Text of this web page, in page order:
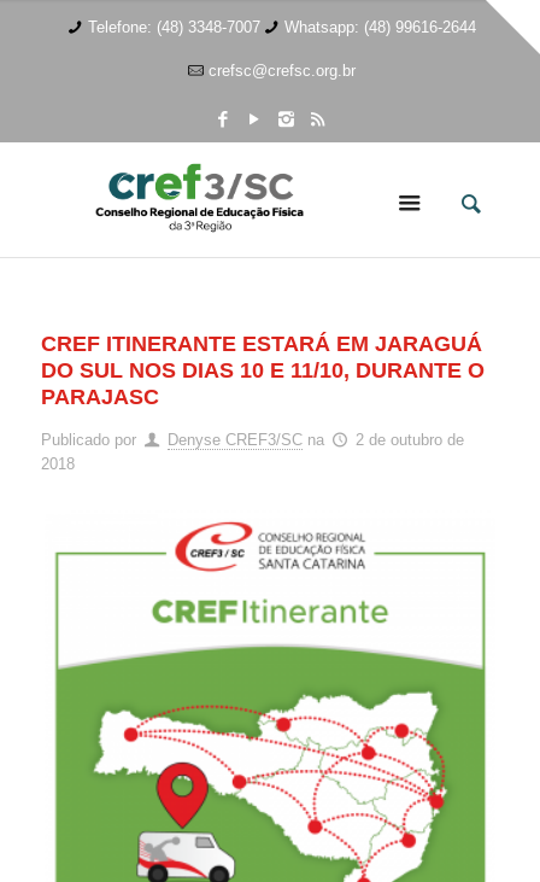
Telefone: (48) 3348-7007 Whatsapp: (48) 99616-2644
crefsc@crefsc.org.br
CREF ITINERANTE ESTARÁ EM JARAGUÁ
DO SUL NOS DIAS 10 E 11/10, DURANTE O
PARAJASC
Publicado por Denyse CREF3/SC na
2 de outubro de
2018